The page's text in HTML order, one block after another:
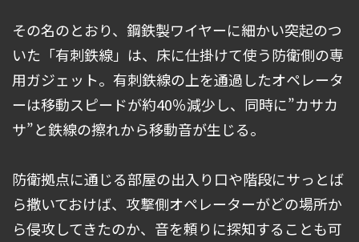
その名のとおり、鋼鉄製ワイヤーに細かい突起のつ
いた「有刺鉄線」は、床に仕掛けて使う防衛側の専
用ガジェット。有刺鉄線の上を通過したオペレータ
ーは移動スピードが約40％減少し、同時に”カサカ
サ”と鉄線の擦れから移動音が生じる。
防衛拠点に通じる部屋の出入り口や階段にサっとば
ら撒いておけば、攻撃側オペレーターがどの場所か
ら侵攻してきたのか、音を頼りに探知することも可